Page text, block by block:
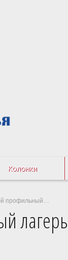
Колонки
профильный…